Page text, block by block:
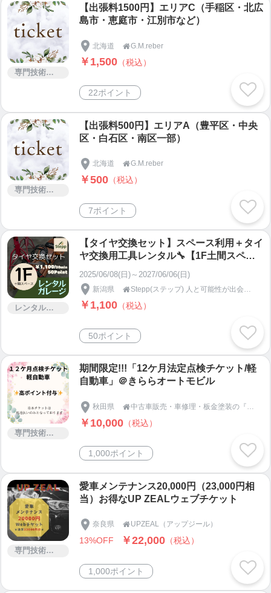
専門技術サービス
【出張料1500円】エリアC（手稲区・北広
島市・恵庭市・江別市など）
北海道 G.M.reber
￥1,500 （税込）
22ポイント
専門技術サービス
【出張料500円】エリアA（豊平区・中央
区・白石区・南区一部）
北海道 G.M.reber
￥500 （税込）
7ポイント
レンタルサービス
【タイヤ交換セット】スペース利用＋タイ
ヤ交換用工具レンタル🔧【1F土間スペー
2025/06/08(日)～2027/06/06(日)
新潟県 
￥1,100 （税込）
50ポイント
専門技術サービス
期間限定!!!「12ケ月法定点検チケット/軽
自動車」＠きららオートモビル
秋田県  中古車販売・車修理・板金塗装の『きららオートモビル』
￥10,000 （税込）
1,000ポイント
専門技術サービス
愛車メンテナンス20,000円（23,000円相
当）お得なUP ZEALウェブチケット
奈良県 UPZEAL（アップジール）
13%OFF ￥22,000 （税込）
1,000ポイント